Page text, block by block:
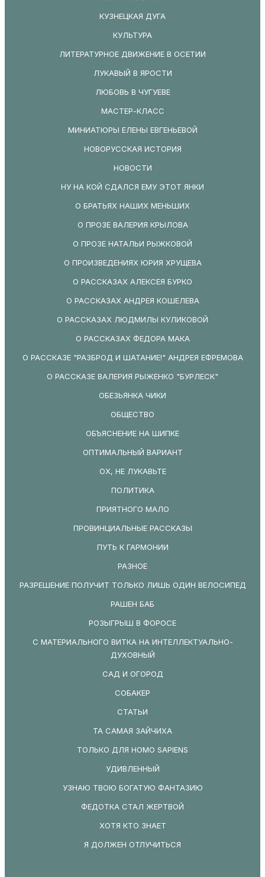
КУЗНЕЦКАЯ ДУГА
КУЛЬТУРА
ЛИТЕРАТУРНОЕ ДВИЖЕНИЕ В ОСЕТИИ
ЛУКАВЫЙ В ЯРОСТИ
ЛЮБОВЬ В ЧУГУЕВЕ
МАСТЕР-КЛАСС
МИНИАТЮРЫ ЕЛЕНЫ ЕВГЕНЬЕВОЙ
НОВОРУССКАЯ ИСТОРИЯ
НОВОСТИ
НУ НА КОЙ СДАЛСЯ ЕМУ ЭТОТ ЯНКИ
О БРАТЬЯХ НАШИХ МЕНЬШИХ
О ПРОЗЕ ВАЛЕРИЯ КРЫЛОВА
О ПРОЗЕ НАТАЛЬИ РЫЖКОВОЙ
О ПРОИЗВЕДЕНИЯХ ЮРИЯ ХРУЩЕВА
О РАССКАЗАХ АЛЕКСЕЯ БУРКО
О РАССКАЗАХ АНДРЕЯ КОШЕЛЕВА
О РАССКАЗАХ ЛЮДМИЛЫ КУЛИКОВОЙ
О РАССКАЗАХ ФЕДОРА МАКА
О РАССКАЗЕ "РАЗБРОД И ШАТАНИЕ!" АНДРЕЯ ЕФРЕМОВА
О РАССКАЗЕ ВАЛЕРИЯ РЫЖЕНКО "БУРЛЕСК"
ОБЕЗЬЯНКА ЧИКИ
ОБЩЕСТВО
ОБЪЯСНЕНИЕ НА ШИПКЕ
ОПТИМАЛЬНЫЙ ВАРИАНТ
ОХ, НЕ ЛУКАВЬТЕ
ПОЛИТИКА
ПРИЯТНОГО МАЛО
ПРОВИНЦИАЛЬНЫЕ РАССКАЗЫ
ПУТЬ К ГАРМОНИИ
РАЗНОЕ
РАЗРЕШЕНИЕ ПОЛУЧИТ ТОЛЬКО ЛИШЬ ОДИН ВЕЛОСИПЕД
РАШЕН БАБ
РОЗЫГРЫШ В ФОРОСЕ
С МАТЕРИАЛЬНОГО ВИТКА НА ИНТЕЛЛЕКТУАЛЬНО-
ДУХОВНЫЙ
САД И ОГОРОД
СОБАКЕР
СТАТЬИ
ТА САМАЯ ЗАЙЧИХА
ТОЛЬКО ДЛЯ HOMO SAPIENS
УДИВЛЕННЫЙ
УЗНАЮ ТВОЮ БОГАТУЮ ФАНТАЗИЮ
ФЕДОТКА СТАЛ ЖЕРТВОЙ
ХОТЯ КТО ЗНАЕТ
Я ДОЛЖЕН ОТЛУЧИТЬСЯ